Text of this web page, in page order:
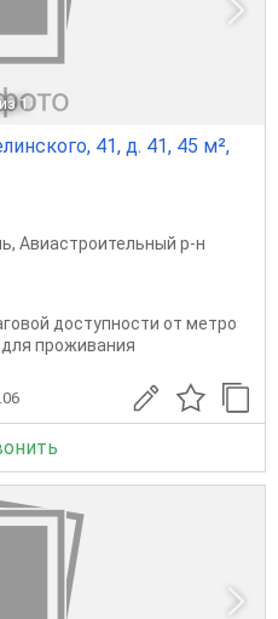
из 1
41, д. 41, 45 м²,
, Авиастроительный р-н
доступности от метро
проживания